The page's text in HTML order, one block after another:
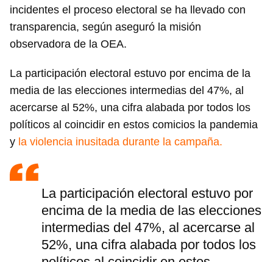
incidentes el proceso electoral se ha llevado con
transparencia, según aseguró la misión
observadora de la OEA.
La participación electoral estuvo por encima de la
media de las elecciones intermedias del 47%, al
acercarse al 52%, una cifra alabada por todos los
políticos al coincidir en estos comicios la pandemia
y la violencia inusitada durante la campaña.
La participación electoral estuvo por
encima de la media de las elecciones
intermedias del 47%, al acercarse al
52%, una cifra alabada por todos los